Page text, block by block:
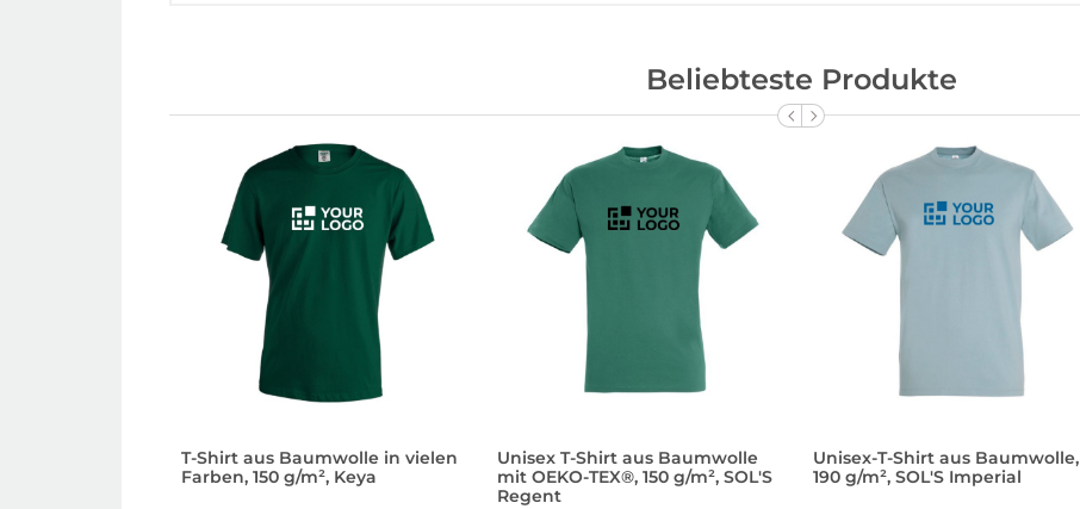
Beliebteste Produkte
T-Shirt aus Baumwolle in vielen
Farben, 150 g/m², Keya
Unisex T-Shirt aus Baumwolle
mit OEKO-TEX®, 150 g/m², SOL'S
Regent
Unisex-T-Shirt aus Baumwolle,
190 g/m², SOL'S Imperial